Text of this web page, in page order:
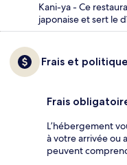
Kani-ya - Ce
japonaise et sert le
Frais et
Frais
L’hébergement
à votre arrivée ou
peuvent